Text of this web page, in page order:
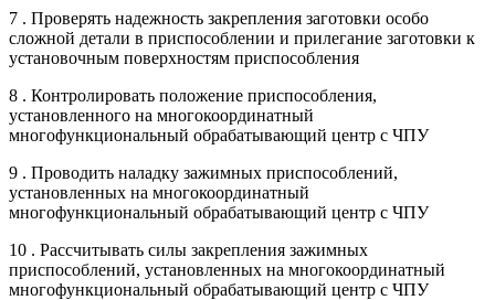
7 . Проверять надежность закрепления заготовки особо
сложной детали в приспособлении и прилегание заготовки к
установочным поверхностям приспособления
8 . Контролировать положение приспособления,
установленного на многокоординатный
многофункциональный обрабатывающий центр с ЧПУ
9 . Проводить наладку зажимных приспособлений,
установленных на многокоординатный
многофункциональный обрабатывающий центр с ЧПУ
10 . Рассчитывать силы закрепления зажимных
приспособлений, установленных на многокоординатный
многофункциональный обрабатывающий центр с ЧПУ